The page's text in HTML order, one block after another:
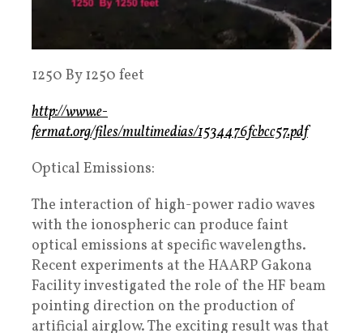
1250 By 1250 feet
http://www.e-
fermat.org/files/multimedias/1534476fcbcc57.pdf
Optical Emissions:
The interaction of high-power radio waves
with the ionospheric can produce faint
optical emissions at specific wavelengths.
Recent experiments at the HAARP Gakona
Facility investigated the role of the HF beam
pointing direction on the production of
artificial airglow. The exciting result was that